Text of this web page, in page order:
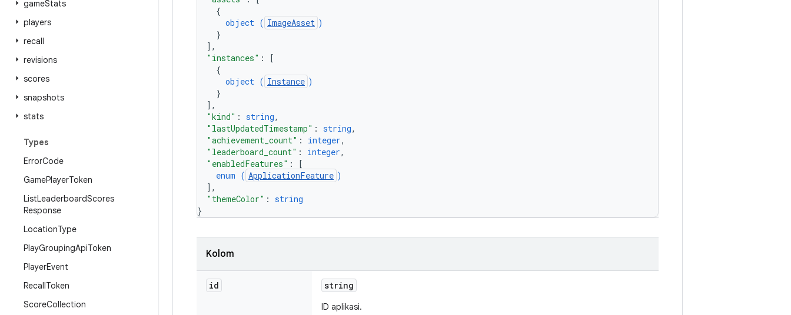
gameStats
players
recall
revisions
scores
snapshots
stats
Types
ErrorCode
GamePlayerToken
ListLeaderboardScores
Response
LocationType
PlayGroupingApiToken
PlayerEvent
RecallToken
ScoreCollection
{
object ( ImageAsset )
}
] ,
"instances" :
[
{
object ( Instance )
}
] ,
"kind" : string,
"lastUpdatedTimestamp" : string,
"achievement_count" : integer,
"leaderboard_count" : integer,
"enabledFeatures" :
[
enum ( ApplicationFeature )
] ,
"themeColor" : string
}
Kolom
id string
ID aplikasi.